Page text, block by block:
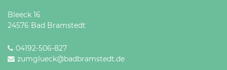
Bleeck 16
24576 Bad Bramstedt
04192-506-827
zumglueck@badbramstedt.de